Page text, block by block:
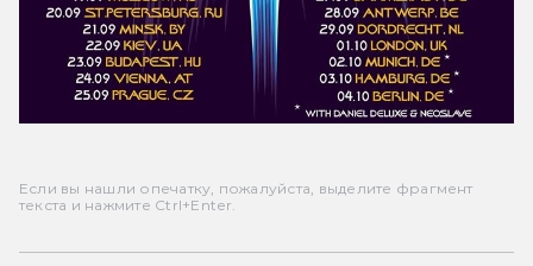
Если вы нашли опечатку, пожалуйста, выделите фрагмент
текста и нажмите Ctrl+Enter.